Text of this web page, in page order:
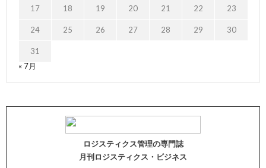
17 18 19 20 21 22 23
24 25 26 27 28 29 30
31
« 7月
ロジスティクス管理の専門誌
月刊ロジスティクス・ビジネス